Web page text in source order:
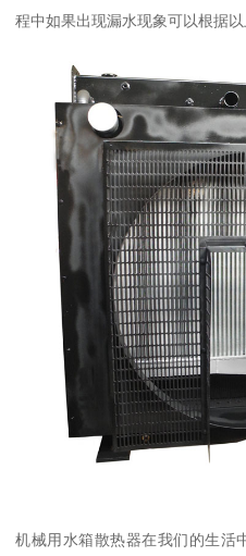
程中如果出现漏水现象可以根据以
机械用水箱散热器在我们的生活